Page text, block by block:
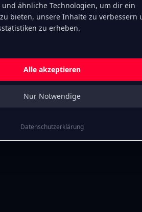
und ähnliche Technologien, um dir ein
bieten, unsere Inhalte zu verbessern
zu erheben.
Alle akzeptieren
Nur Notwendige
Datenschutzerklärung